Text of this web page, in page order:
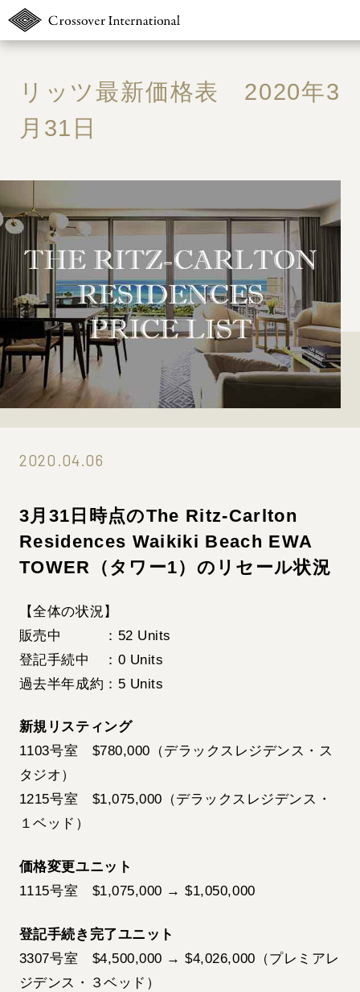
TOP
販売物件MAP
ウェブマガジン
お問い合わせ
03-6822-
リッツ最新価格表 2020年3
月31日
2020.04.06
3月31日時点のThe Ritz-Carlton
Residences Waikiki Beach EWA
TOWER（タワー1）のリセール状況
【全体の状況】
販売中 ：52 Units
登記手続中 ：0 Units
過去半年成約：5 Units
新規リスティング
1103号室 $780,000（デラックスレジデンス・ス
タジオ）
1215号室 $1,075,000（デラックスレジデンス・
１ベッド）
価格変更ユニット
1115号室 $1,075,000 → $1,050,000
登記手続き完了ユニット
3307号室 $4,500,000 → $4,026,000（プレミアレ
ジデンス・３ベッド）